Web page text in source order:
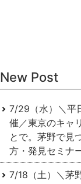
New Post
7/29（水）＼平
催／東京のキャ
とで。茅野で⾒
⽅・発⾒セミナ
7/18（土）＼茅